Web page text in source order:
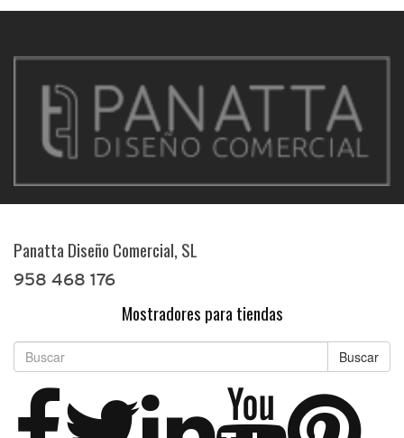
Panatta Diseño Comercial, SL
958 468 176
Mostradores para tiendas
Buscar